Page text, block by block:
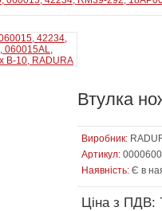
Втулка
Виробник:
Артикул:
Наявність: Є в
Ціна з ПДВ: